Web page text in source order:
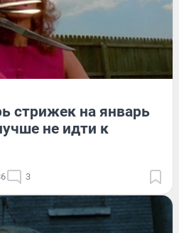
стрижек на январь
не идти к
3